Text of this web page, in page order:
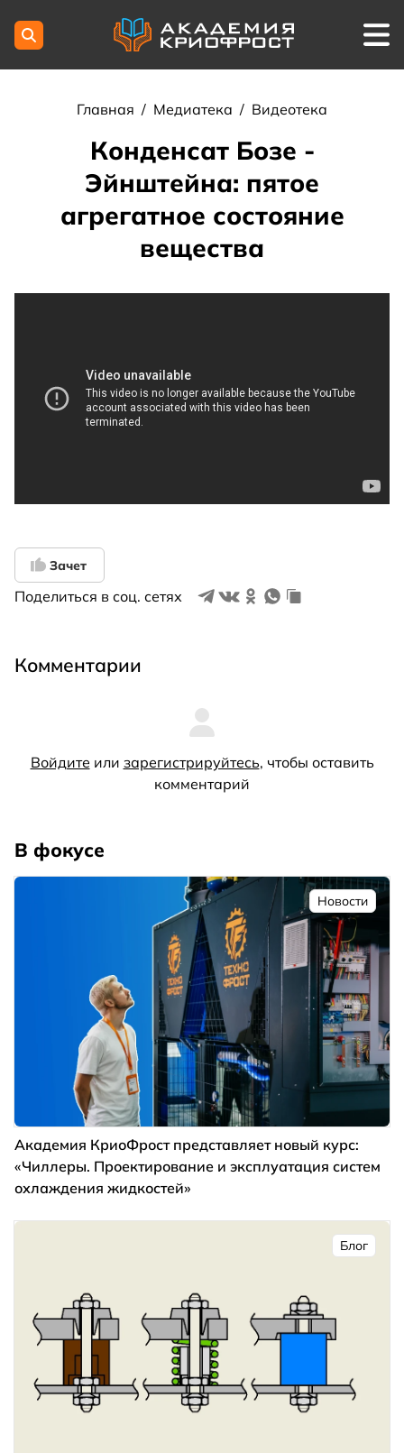
Главная / Медиатека / Видеотека
Конденсат Бозе -
Эйнштейна: пятое
агрегатное состояние
вещества
Зачет
Поделиться в соц. сетях
Комментарии
Войдите или зарегистрируйтесь, чтобы оставить
комментарий
В фокусе
Новости
Академия КриоФрост представляет новый курс:
«Чиллеры. Проектирование и эксплуатация систем
охлаждения жидкостей»
Блог